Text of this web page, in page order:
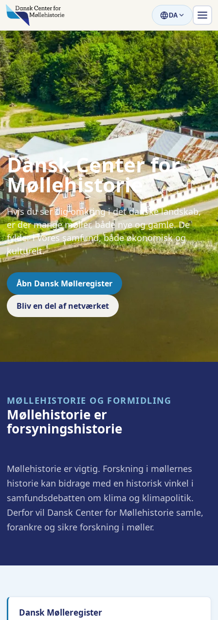
DA
Dansk Center for
Møllehistorie
Hvis du ser dig omkring i det danske landskab,
er der mange møller, både nye og gamle. De
fylder i vores samfund, både økonomisk og
kulturelt.
Åbn Dansk Mølleregister
Bliv en del af netværket
MØLLEHISTORIE OG FORMIDLING
Møllehistorie er
forsyningshistorie
Møllehistorie er vigtig. Forskning i møllernes
historie kan bidrage med en historisk vinkel i
samfundsdebatten om klima og klimapolitik.
Derfor vil Dansk Center for Møllehistorie samle,
forankre og sikre forskning i møller.
Dansk Mølleregister